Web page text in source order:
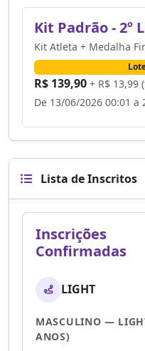
Kit Padrão - 2º
Kit Atleta + Medalha
R$ 139,90 + R$ 13,99
De 13/06/2026 00:01 a
Lista de Inscritos
Inscrições
Confirmadas
LIGHT
MASCULINO —
ANOS)